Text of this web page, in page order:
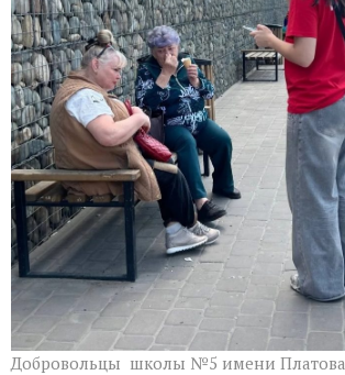
Добровольцы школы №5 имени Платова